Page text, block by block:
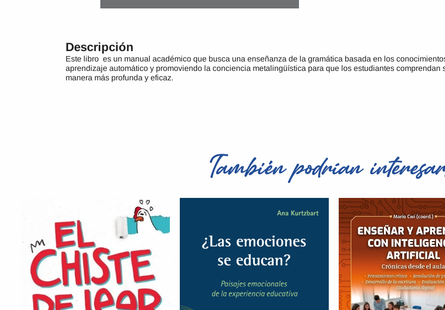
Descripción
Este libro es un manual académico que busca una enseñanza de la gramática basada en los
aprendizaje automático y promoviendo la conciencia metalingüística para que los estudiantes
manera más profunda y eficaz.
También podrían